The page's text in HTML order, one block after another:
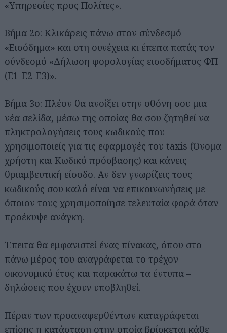
«Υπηρεσίες προς Πολίτες».
Βήμα 2ο: Κλικάρεις πάνω στον σύνδεσμό
«Εισόδημα» και στη συνέχεια κι έπειτα πατάς τον
σύνδεσμό «Δήλωση φορολογίας εισοδήματος ΦΠ
(Ε1-Ε2-Ε3)».
Βήμα 3ο: Πλέον θα ανοίξει στην οθόνη σου μια
νέα σελίδα, μέσω της οποίας θα σου ζητηθεί να
πληκτρολογήσεις τους κωδικούς που
χρησιμοποιείς για τις εφαρμογές του taxis (Όνομα
χρήστη και Κωδικό πρόσβασης) και κάνεις
θριαμβευτική είσοδο. Αν δεν γνωρίζεις τους
κωδικούς σου καλό είναι να επικοινωνήσεις με
όποιον τους χρησιμοποίησε τελευταία φορά όταν
προέκυψε ανάγκη.
Έπειτα θα εμφανιστεί ένας πίνακας, όπου στο
πάνω μέρος του αναγράφεται το τρέχον
οικονομικό έτος και παρακάτω τα έντυπα –
δηλώσεις που έχουν υποβληθεί.
Πέραν των προαναφερθέντων καταγράφεται
επίσης η κατάσταση στην οποία βρίσκεται κάθε